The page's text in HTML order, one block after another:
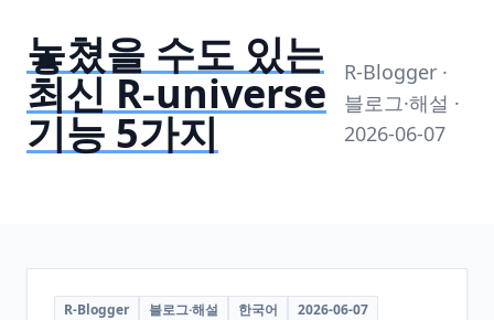
놓쳤을 수도 있는
최신 R-universe
기능 5가지
R-Blogger ·
블로그·해설 ·
2026-06-07
R-Blogger 블로그·해설 한국어 2026-06-07